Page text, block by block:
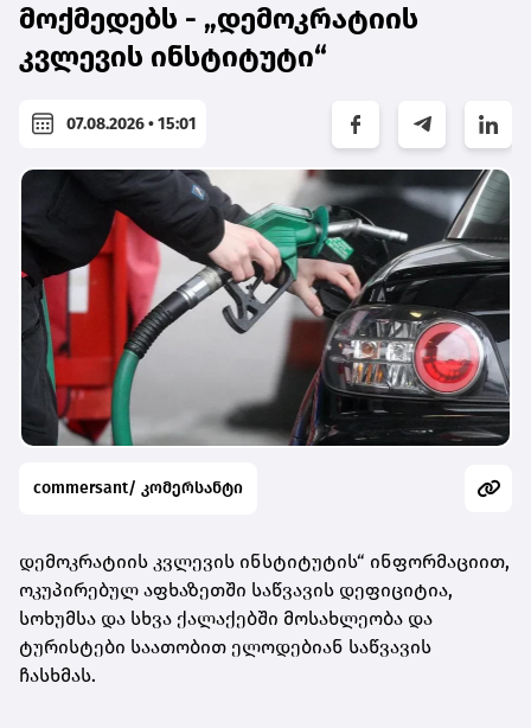
მოქმედებს - „დემოკრატიის
კვლევის ინსტიტუტი“
07.08.2026 • 15:01
commersant/ კომერსანტი
დემოკრატიის კვლევის ინსტიტუტის“ ინფორმაციით,
ოკუპირებულ აფხაზეთში საწვავის დეფიციტია,
სოხუმსა და სხვა ქალაქებში მოსახლეობა და
ტურისტები საათობით ელოდებიან საწვავის
ჩასხმას.